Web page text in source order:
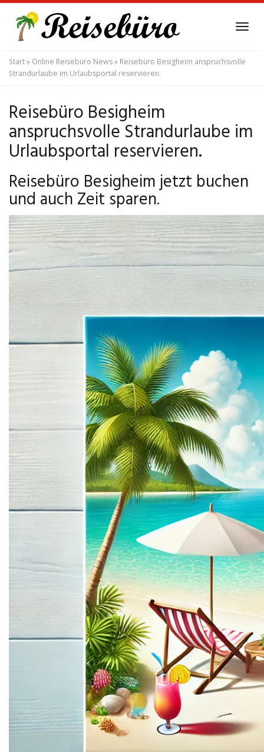
main
content
Start» Online Reisebüro News» Reisebüro Besigheim anspruchsvolle
Strandurlaube im Urlaubsportal reservieren.
Reisebüro Besigheim
anspruchsvolle Strandurlaube im
Urlaubsportal reservieren.
Reisebüro Besigheim jetzt buchen
und auch Zeit sparen.